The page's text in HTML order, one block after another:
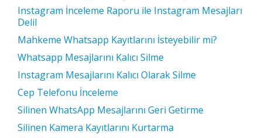
Instagram İnceleme Raporu ile Instagram Mesajları
Delil
Mahkeme Whatsapp Kayıtlarını İsteyebilir mi?
Whatsapp Mesajlarını Kalıcı Silme
Instagram Mesajlarını Kalıcı Olarak Silme
Cep Telefonu İnceleme
Silinen WhatsApp Mesajlarını Geri Getirme
Silinen Kamera Kayıtlarını Kurtarma